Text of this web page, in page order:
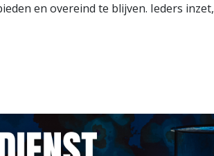
en overeind te blijven. Ieders inzet,